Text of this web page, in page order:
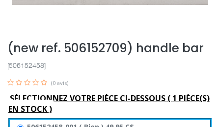
(new ref. 506152709) handle bar
[506152458]
(0 avis)
SÉLECTIONNEZ VOTRE PIÈCE CI-DESSOUS ( 1 PIÈCE(S)
EN STOCK )